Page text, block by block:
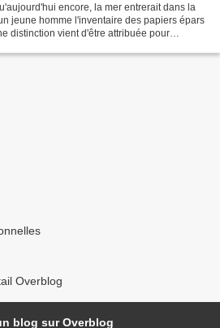
encore, la mer entrerait dans la
jeune homme l'inventaire des papiers épars
distinction vient d'être attribuée pour
Overblog
blog sur Overblog